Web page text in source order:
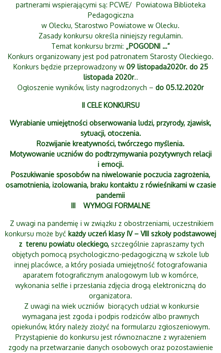
partnerami wspierającymi są: PCWE/ Powiatowa Biblioteka
Pedagogiczna
w Olecku, Starostwo Powiatowe w Olecku.
Zasady konkursu określa niniejszy regulamin.
Temat konkursu brzmi: „POGODNI …”
Konkurs organizowany jest pod patronatem Starosty Oleckiego.
Konkurs będzie przeprowadzony w 09 listopada2020r. do 25
listopada 2020r..
Ogłoszenie wyników, listy nagrodzonych – do 05.12.2020r
II CELE KONKURSU
Wyrabianie umiejętności obserwowania ludzi, przyrody, zjawisk,
sytuacji, otoczenia.
Rozwijanie kreatywności, twórczego myślenia.
Motywowanie uczniów do podtrzymywania pozytywnych relacji
i emocji.
Poszukiwanie sposobów na niwelowanie poczucia zagrożenia,
osamotnienia, izolowania, braku kontaktu z rówieśnikami w czasie
pandemii
III WYMOGI FORMALNE
Z uwagi na pandemię i w związku z obostrzeniami, uczestnikiem
konkursu może być każdy uczeń klasy IV – VIII szkoły podstawowej
z terenu powiatu oleckiego, szczególnie zapraszamy tych
objętych pomocą psychologiczno-pedagogiczną w szkole lub
innej placówce, a który posiada umiejętność fotografowania
aparatem fotograficznym analogowym lub w komórce,
wykonania selfie i przesłania zdjęcia drogą elektroniczną do
organizatora.
Z uwagi na wiek uczniów biorących udział w konkursie
wymagana jest zgoda i podpis rodziców albo prawnych
opiekunów, który należy złożyć na formularzu zgłoszeniowym.
Przystąpienie do konkursu jest równoznaczne z wyrażeniem
zgody na przetwarzanie danych osobowych oraz pozostawienie